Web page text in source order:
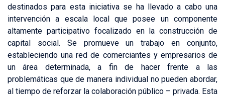
destinados para esta iniciativa se ha llevado a cabo una
intervención a escala local que posee un componente
altamente participativo focalizado en la construcción de
capital social. Se promueve un trabajo en conjunto,
estableciendo una red de comerciantes y empresarios de
un área determinada, a fin de hacer frente a las
problemáticas que de manera individual no pueden abordar,
al tiempo de reforzar la colaboración público – privada. Esta